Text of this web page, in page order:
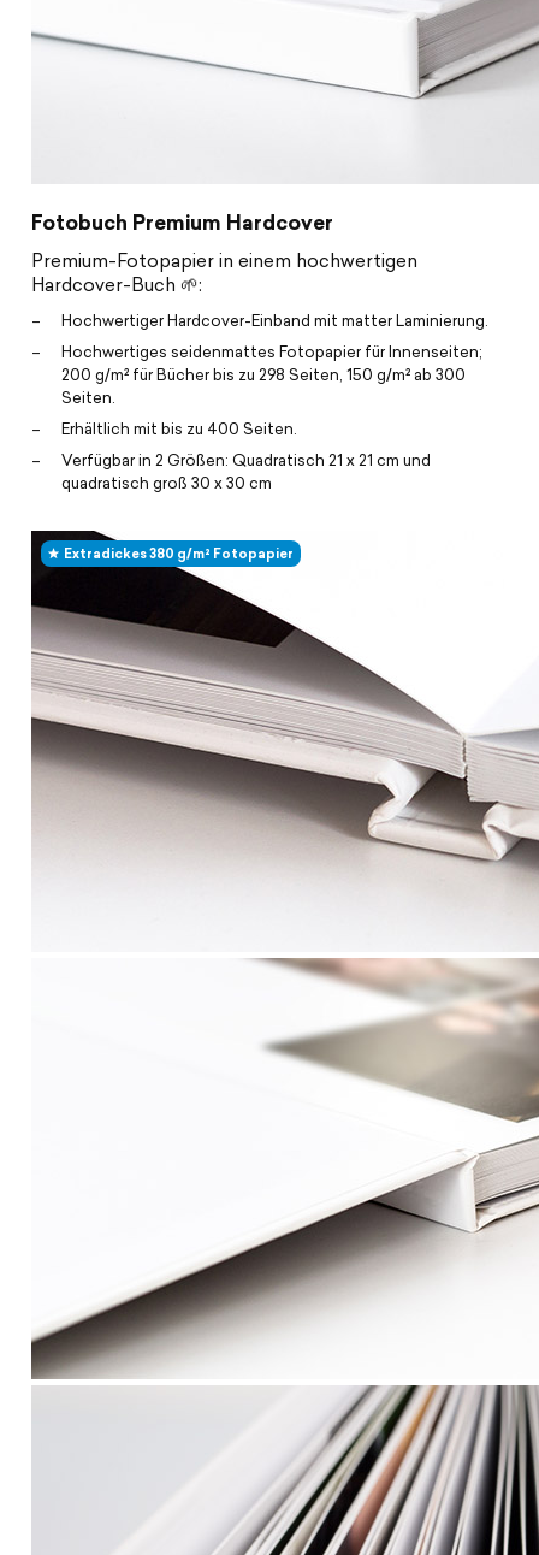
Fotobuch Premium Hardcover
Premium-Fotopapier in einem hochwertigen
Hardcover-Buch 🌱:
Hochwertiger Hardcover-Einband mit matter Laminierung.
Hochwertiges seidenmattes Fotopapier für Innenseiten;
200 g/m² für Bücher bis zu 298 Seiten, 150 g/m² ab 300
Seiten.
Erhältlich mit bis zu 400 Seiten.
Verfügbar in 2 Größen: Quadratisch 21 x 21 cm und
quadratisch groß 30 x 30 cm
Extradickes 380 g/m² Fotopapier